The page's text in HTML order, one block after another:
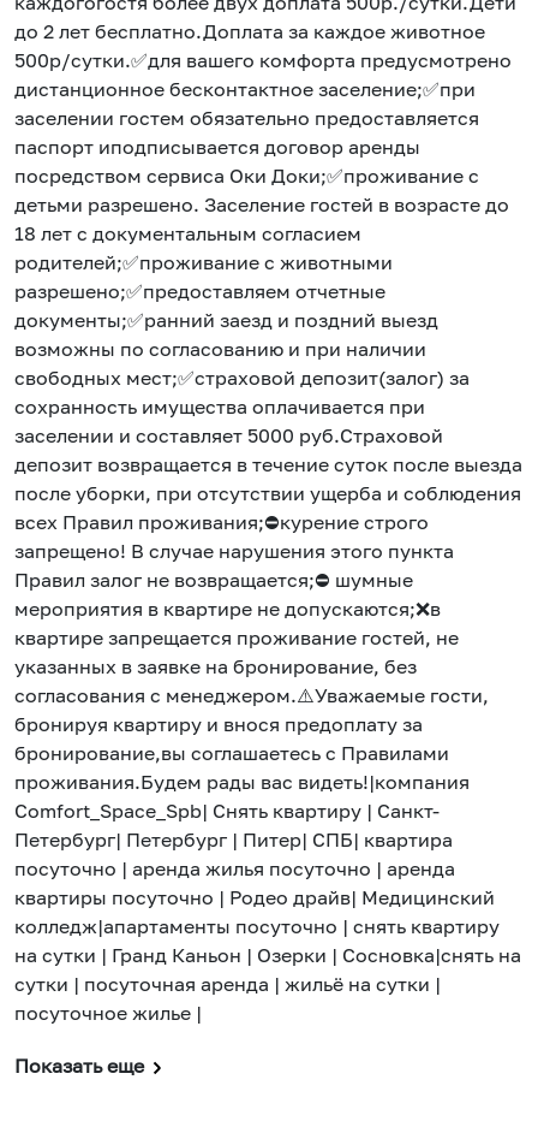
до 2 лет бесплатно.Доплата за каждое животное
500р/сутки.✅для вашего комфорта предусмотрено
дистанционное бесконтактное заселение;✅при
заселении гостем обязательно предоставляется
паспорт иподписывается договор аренды
посредством сервиса Оки Доки;✅проживание с
детьми разрешено. Заселение гостей в возрасте до
18 лет с документальным согласием
родителей;✅проживание с животными
разрешено;✅предоставляем отчетные
документы;✅ранний заезд и поздний выезд
возможны по согласованию и при наличии
свободных мест;✅страховой депозит(залог) за
сохранность имущества оплачивается при
заселении и составляет 5000 руб.Страховой
депозит возвращается в течение суток после выезда
после уборки, при отсутствии ущерба и соблюдения
всех Правил проживания;⛔курение строго
запрещено! В случае нарушения этого пункта
Правил залог не возвращается;⛔ шумные
мероприятия в квартире не допускаются;❌в
квартире запрещается проживание гостей, не
указанных в заявке на бронирование, без
согласования с менеджером.⚠️Уважаемые гости,
бронируя квартиру и внося предоплату за
бронирование,вы соглашаетесь с Правилами
проживания.Будем рады вас видеть!|компания
Comfort_Space_Spb| Снять квартиру | Санкт-
Петербург| Петербург | Питер| СПБ| квартира
посуточно | аренда жилья посуточно | аренда
квартиры посуточно | Родео драйв| Медицинский
колледж|апартаменты посуточно | снять квартиру
на сутки | Гранд Каньон | Озерки | Сосновка|снять на
сутки | посуточная аренда | жильё на сутки |
посуточное жилье |
Показать еще